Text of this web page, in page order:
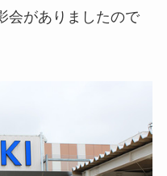
会がありましたので